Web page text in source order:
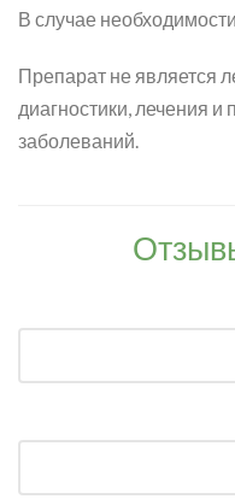
В случае
Препарат не является
диагностики, лечения
заболеваний.